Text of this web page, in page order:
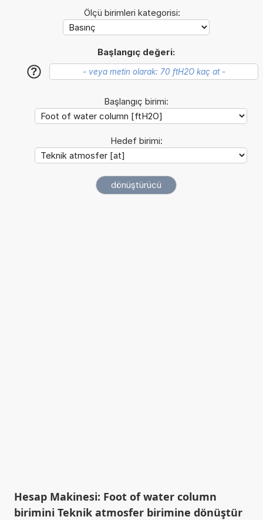
Ölçü birimleri kategorisi:
Başlangıç değeri:
?
Başlangıç birimi:
Hedef birimi:
Hesap Makinesi: Foot of water column
birimini Teknik atmosfer birimine dönüştür